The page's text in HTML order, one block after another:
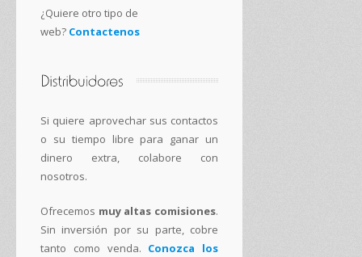
¿Quiere otro tipo de
web? Contactenos
Si quiere aprovechar sus contactos
o su tiempo libre para ganar un
dinero extra, colabore con
nosotros.
Ofrecemos muy altas comisiones.
Sin inversión por su parte, cobre
tanto como venda. Conozca los